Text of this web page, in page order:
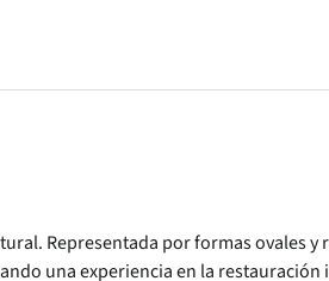
Representada por formas ovales
una experiencia en la restauración